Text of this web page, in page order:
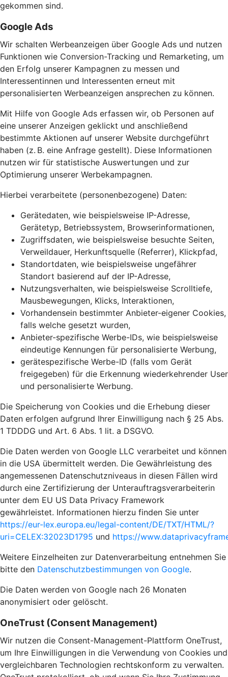
gekommen sind.
Google Ads
Wir schalten Werbeanzeigen über Google Ads und nutzen
Funktionen wie Conversion-Tracking und Remarketing, um
den Erfolg unserer Kampagnen zu messen und
Interessentinnen und Interessenten erneut mit
personalisierten Werbeanzeigen ansprechen zu können.
Mit Hilfe von Google Ads erfassen wir, ob Personen auf
eine unserer Anzeigen geklickt und anschließend
bestimmte Aktionen auf unserer Website durchgeführt
haben (z. B. eine Anfrage gestellt). Diese Informationen
nutzen wir für statistische Auswertungen und zur
Optimierung unserer Werbekampagnen.
Hierbei verarbeitete (personenbezogene) Daten:
Gerätedaten, wie beispielsweise IP-Adresse,
Gerätetyp, Betriebssystem, Browserinformationen,
Zugriffsdaten, wie beispielsweise besuchte Seiten,
Verweildauer, Herkunftsquelle (Referrer), Klickpfad,
Standortdaten, wie beispielsweise ungefährer
Standort basierend auf der IP-Adresse,
Nutzungsverhalten, wie beispielsweise Scrolltiefe,
Mausbewegungen, Klicks, Interaktionen,
Vorhandensein bestimmter Anbieter-eigener Cookies,
falls welche gesetzt wurden,
Anbieter-spezifische Werbe-IDs, wie beispielsweise
eindeutige Kennungen für personalisierte Werbung,
gerätespezifische Werbe-ID (falls vom Gerät
freigegeben) für die Erkennung wiederkehrender User
und personalisierte Werbung.
Die Speicherung von Cookies und die Erhebung dieser
Daten erfolgen aufgrund Ihrer Einwilligung nach § 25 Abs.
1 TDDDG und Art. 6 Abs. 1 lit. a DSGVO.
Die Daten werden von Google LLC verarbeitet und können
in die USA übermittelt werden. Die Gewährleistung des
angemessenen Datenschutzniveaus in diesen Fällen wird
durch eine Zertifizierung der Unterauftragsverarbeiterin
unter dem EU US Data Privacy Framework
gewährleistet. Informationen hierzu finden Sie unter
https://eur-lex.europa.eu/legal-content/DE/TXT/HTML/?
uri=CELEX:32023D1795 und https://
Weitere Einzelheiten zur Datenverarbeitung entnehmen Sie
bitte den Datenschutzbestimmungen von Google.
Die Daten werden von Google nach 26 Monaten
anonymisiert oder gelöscht.
OneTrust (Consent Management)
Wir nutzen die Consent-Management-Plattform OneTrust,
um Ihre Einwilligungen in die Verwendung von Cookies und
vergleichbaren Technologien rechtskonform zu verwalten.